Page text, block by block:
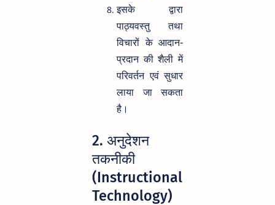
इसके द्वारा
पाठ्यवस्तु तथा
विचारों के आदान-
प्रदान की शैली में
परिवर्तन एवं सुधार
लाया जा सकता
है।
2. अनुदेशन
तकनीकी
(Instructional
Technology)